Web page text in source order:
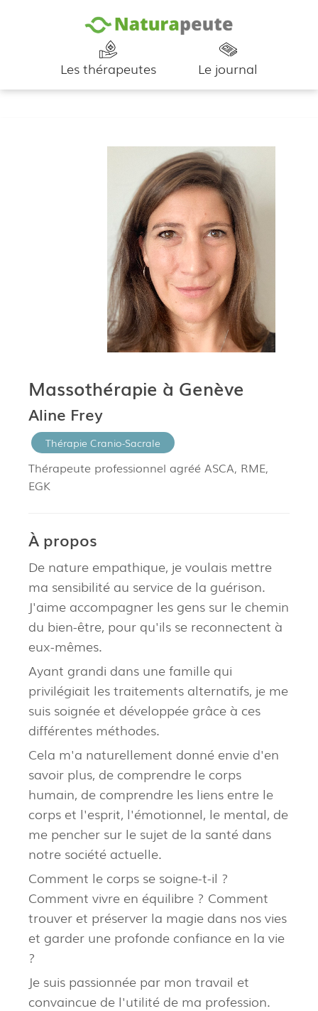
Les thérapeutes Le journal
Massothérapie à Genève
Aline Frey
Thérapie Cranio-Sacrale
Thérapeute professionnel agréé ASCA, RME,
EGK
À propos
De nature empathique, je voulais mettre
ma sensibilité au service de la guérison.
J'aime accompagner les gens sur le chemin
du bien-être, pour qu'ils se reconnectent à
eux-mêmes.
Ayant grandi dans une famille qui
privilégiait les traitements alternatifs, je me
suis soignée et développée grâce à ces
différentes méthodes.
Cela m'a naturellement donné envie d'en
savoir plus, de comprendre le corps
humain, de comprendre les liens entre le
corps et l'esprit, l'émotionnel, le mental, de
me pencher sur le sujet de la santé dans
notre société actuelle.
Comment le corps se soigne-t-il ?
Comment vivre en équilibre ? Comment
trouver et préserver la magie dans nos vies
et garder une profonde confiance en la vie
?
Je suis passionnée par mon travail et
convaincue de l'utilité de ma profession.